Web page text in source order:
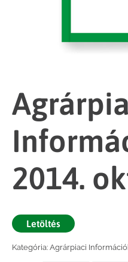
2014.
Letöltés
Kategória: Agrárpiaci